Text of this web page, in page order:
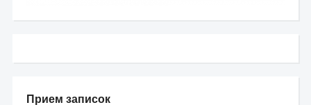
Прием записок